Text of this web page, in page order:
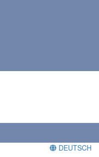
DEUTSCH